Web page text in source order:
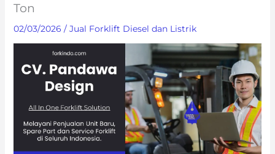
Ton
02/03/2026 / Jual Forklift Diesel dan Listrik